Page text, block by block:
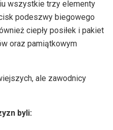
wszystkie trzy elementy
podeszwy biegowego
ciepły posiłek i pakiet
oraz pamiątkowym
ale zawodnicy
byli: